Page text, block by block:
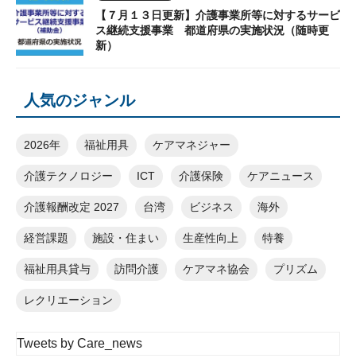
【７月１３日更新】介護事業所等に対するサービ
ス継続支援事業 都道府県の実施状況（随時更
新）
人気のジャンル
2026年 福祉用具 ケアマネジャー
介護テクノロジー ICT 介護保険 ケアニュース
介護報酬改定 2027 台湾 ビジネス 海外
経営課題 施設・住まい 生産性向上 特養
福祉用具貸与 訪問介護 ケアマネ協会 プリズム
レクリエーション
Tweets by Care_news